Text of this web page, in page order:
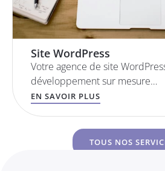
Site WordPress
Votre agence de site
développement sur mesure…
EN SAVOIR PLUS
TOUS NOS